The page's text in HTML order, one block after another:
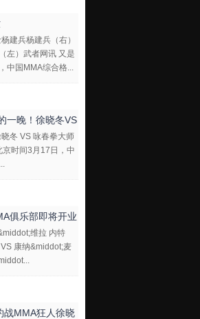
建兵杨建兵（右）
左）武者网讯 又是
中国MMA综合格...
一晚！徐晓冬VS
冬 VS 咏春拳大师
京时间3月17日，中
俱乐部即将开业
维拉 内特
康纳&middot;麦
战MMA狂人徐晓